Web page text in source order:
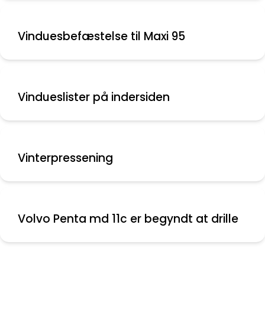
Vinduesbefæstelse til Maxi 95
Vindueslister på indersiden
Vinterpressening
Volvo Penta md 11c er begyndt at drille